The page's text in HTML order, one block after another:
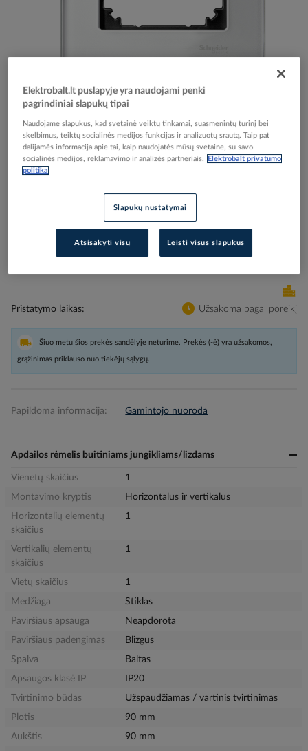
the
beginning
the
images
gallery
Rėmelis viengubas stiklas briliantinė balta M-
ELEGANCE - SCHNEIDER ELECTRIC
Elektrobalt prekės kodas
Prisijunkite, norėdami pamatyti kainas
Pristatymo laikas Užsakoma pagal poreikį
Šiuo metu šios prekės sandėlyje neturime. Prekės (-ė) yra užsakomos,
grąžinimas priklauso nuo tiekėjų sąlygų.
Papildoma informacija: Gamintojo nuoroda
Apdailos rėmelis buitiniams jungikliams/lizdams
Vienetų skaičius
1
Montavimo kryptis
Horizontalus ir vertikalus
Horizontalių elementų
skaičius
1
Vertikalių elementų
skaičius
1
Vietų skaičius
1
Medžiaga
Stiklas
Paviršiaus apsauga
Neapdorota
Paviršiaus padengimas
Blizgus
Spalva
Baltas
Apsaugos klasė IP
IP20
Tvirtinimo būdas
Užspaudžiamas / vartinis tvirtinimas
Plotis
90 mm
Aukštis
90 mm
Elektrobalt.lt puslapyje yra naudojami penki
pagrindiniai slapukų tipai
Naudojame slapukus, kad svetainė veiktų tinkamai, suasmenintų turinį bei
skelbimus, teiktų socialinės medijos funkcijas ir analizuotų srautą. Taip pat
dalijamės informacija apie tai, kaip naudojatės mūsų svetaine, su savo
socialinės medijos, reklamavimo ir analizės partneriais.
Elektrobalt privatumo
politika
Slapukų nustatymai
Atsisakyti visų Leisti visus slapukus